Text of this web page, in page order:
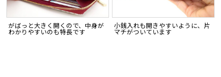
がばっと大きく開くので、中身が
わかりやすいのも特長です
小銭入れも開きやすいように、片
マチがついています